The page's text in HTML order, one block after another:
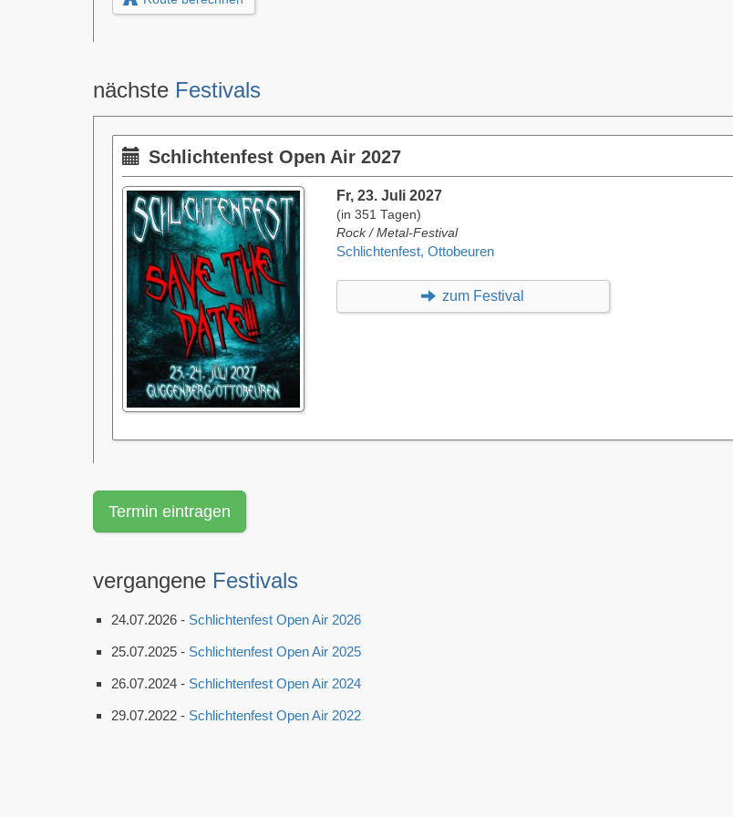
nächste Festivals
Schlichtenfest Open Air 2027
Fr, 23. Juli 2027
(in 351 Tagen)
Rock / Metal-Festival
Schlichtenfest, Ottobeuren
zum Festival
Termin eintragen
vergangene Festivals
24.07.2026 - Schlichtenfest Open Air 2026
25.07.2025 - Schlichtenfest Open Air 2025
26.07.2024 - Schlichtenfest Open Air 2024
29.07.2022 - Schlichtenfest Open Air 2022